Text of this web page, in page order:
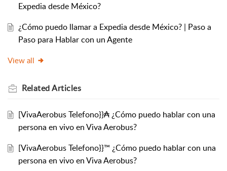
Expedia desde México?
¿Cómo puedo llamar a Expedia desde México? | Paso a
Paso para Hablar con un Agente
View all
RelatedArticles
[VivaAerobus Telefono}}₳ ¿Cómo puedo hablar con una
persona en vivo en Viva Aerobus?
[VivaAerobus Telefono}}™ ¿Cómo puedo hablar con una
persona en vivo en Viva Aerobus?